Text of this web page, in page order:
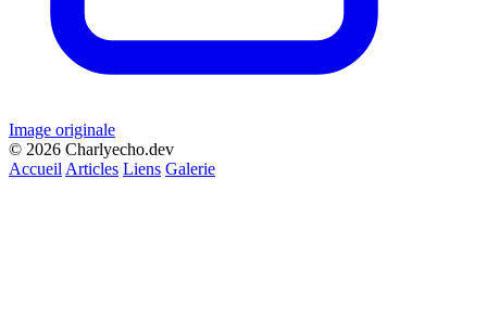
Image originale
© 2026 Charlyecho.dev
Accueil Articles Liens Galerie